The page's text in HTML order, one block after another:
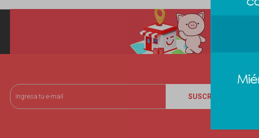
SUSCRIBIRME